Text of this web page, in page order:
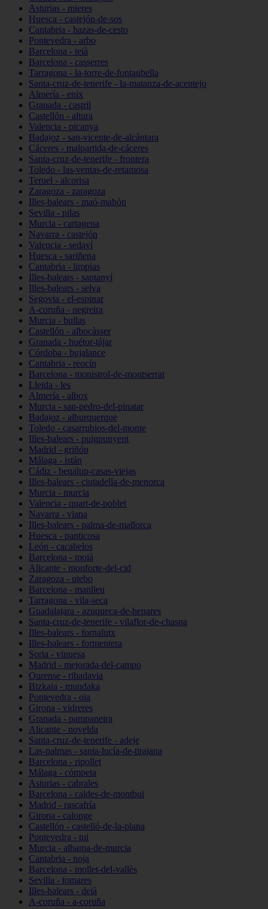
Asturias - mieres
Huesca - castejón-de-sos
Cantabria - hazas-de-cesto
Pontevedra - arbo
Barcelona - teià
Barcelona - casserres
Tarragona - la-torre-de-fontaubella
Santa-cruz-de-tenerife - la-matanza-de-acentejo
Almería - enix
Granada - castril
Castellón - altura
Valencia - picanya
Badajoz - san-vicente-de-alcántara
Cáceres - malpartida-de-cáceres
Santa-cruz-de-tenerife - frontera
Toledo - las-ventas-de-retamosa
Teruel - alcorisa
Zaragoza - zaragoza
Illes-balears - maó-mahón
Sevilla - pilas
Murcia - cartagena
Navarra - castejón
Valencia - sedaví
Huesca - sariñena
Cantabria - limpias
Illes-balears - santanyí
Illes-balears - selva
Segovia - el-espinar
A-coruña - negreira
Murcia - bullas
Castellón - albocàsser
Granada - huétor-tájar
Córdoba - bujalance
Cantabria - reocín
Barcelona - monistrol-de-montserrat
Lleida - les
Almería - albox
Murcia - san-pedro-del-pinatar
Badajoz - alburquerque
Toledo - casarrubios-del-monte
Illes-balears - puigpunyent
Madrid - griñón
Málaga - istán
Cádiz - benalup-casas-viejas
Illes-balears - ciutadella-de-menorca
Murcia - murcia
Valencia - quart-de-poblet
Navarra - viana
Illes-balears - palma-de-mallorca
Huesca - panticosa
León - cacabelos
Barcelona - moià
Alicante - monforte-del-cid
Zaragoza - utebo
Barcelona - manlleu
Tarragona - vila-seca
Guadalajara - azuqueca-de-henares
Santa-cruz-de-tenerife - vilaflor-de-chasna
Illes-balears - fornalutx
Illes-balears - formentera
Soria - vinuesa
Madrid - mejorada-del-campo
Ourense - ribadavia
Bizkaia - mundaka
Pontevedra - oia
Girona - vidreres
Granada - pampaneira
Alicante - novelda
Santa-cruz-de-tenerife - adeje
Las-palmas - santa-lucía-de-tirajana
Barcelona - ripollet
Málaga - cómpeta
Asturias - cabrales
Barcelona - caldes-de-montbui
Madrid - rascafría
Girona - calonge
Castellón - castelló-de-la-plana
Pontevedra - tui
Murcia - alhama-de-murcia
Cantabria - noja
Barcelona - mollet-del-vallès
Sevilla - tomares
Illes-balears - deià
A-coruña - a-coruña